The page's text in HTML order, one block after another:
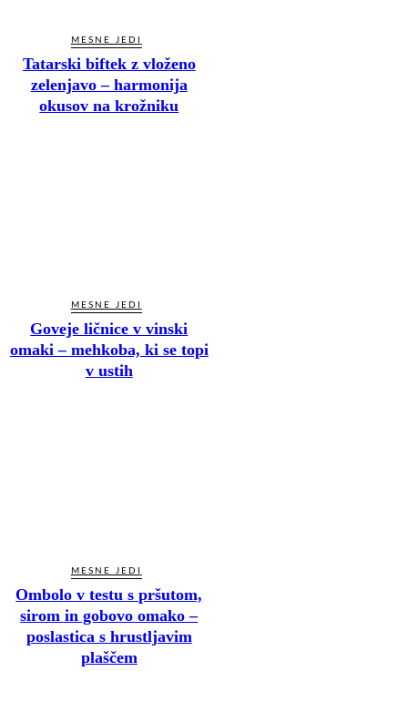
MESNE JEDI
Tatarski biftek z vloženo
zelenjavo – harmonija
okusov na krožniku
MESNE JEDI
Goveje ličnice v vinski
omaki – mehkoba, ki se topi
v ustih
MESNE JEDI
Ombolo v testu s pršutom,
sirom in gobovo omako –
poslastica s hrustljavim
plaščem